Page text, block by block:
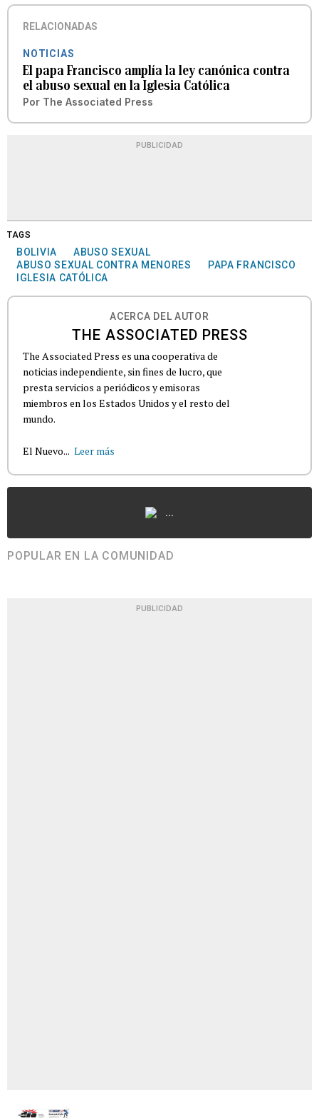
RELACIONADAS
NOTICIAS
El papa Francisco amplía la ley canónica contra
el abuso sexual en la Iglesia Católica
Por The Associated Press
PUBLICIDAD
TAGS
BOLIVIA
ABUSO SEXUAL
ABUSO SEXUAL CONTRA MENORES
PAPA FRANCISCO
IGLESIA CATÓLICA
ACERCA DEL AUTOR
THE ASSOCIATED PRESS
The Associated Press es una cooperativa de
noticias independiente, sin fines de lucro, que
presta servicios a periódicos y emisoras
miembros en los Estados Unidos y el resto del
mundo.
El Nuevo... Leer más
...
POPULAR EN LA COMUNIDAD
PUBLICIDAD